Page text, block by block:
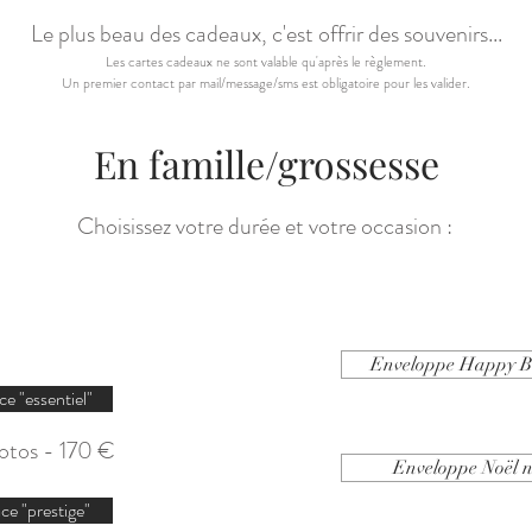
Le plus beau des cadeaux, c'est offrir des souvenirs...
Les cartes cadeaux ne sont valable qu'après le règlement.
Un premier contact par mail/message/sms est obligatoire pour les valider.
En famille/grossesse
Choisissez votre durée et votre occasion :
"essentiel"
- 170 €
"prestige"
Enveloppe Happy
Enveloppe Noël